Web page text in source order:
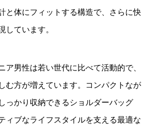
と体にフィットする構造で、さらに快
しています。
ア男性は若い世代に比べて活動的で、
む方が増えています。コンパクトなが
っかり収納できるショルダーバッグ
ィブなライフスタイルを支える最適な